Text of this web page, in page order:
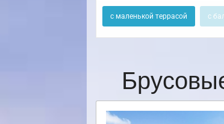
с маленькой террасой с